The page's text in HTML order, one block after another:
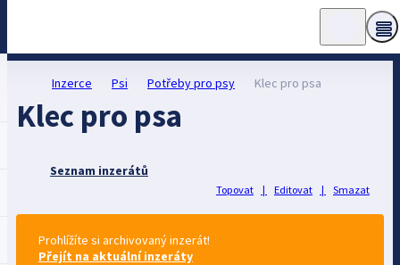
Inzerce Psi Potřeby pro psy Klec pro psa
Klec pro psa
Seznam inzerátů
Topovat | Editovat | Smazat
Prohlížíte si archivovaný inzerát!
Přejít na aktuální inzeráty